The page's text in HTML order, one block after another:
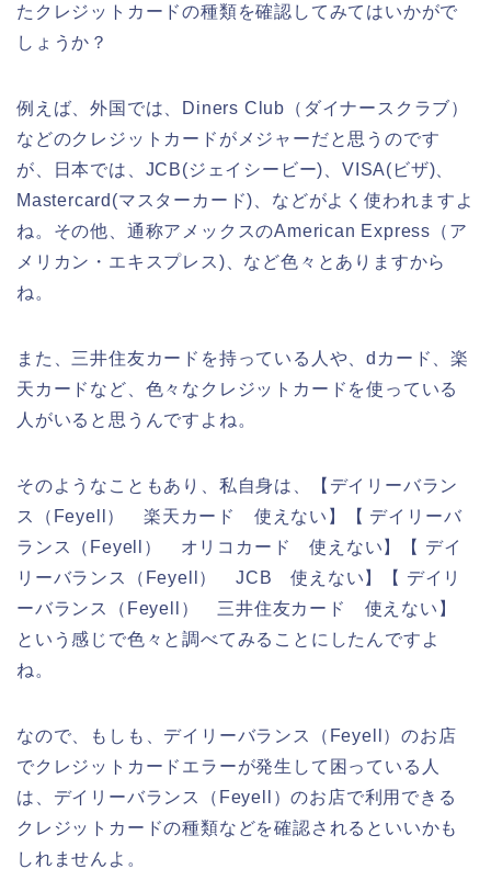
たクレジットカードの種類を確認してみてはいかがで
しょうか？
例えば、外国では、Diners Club（ダイナースクラブ）
などのクレジットカードがメジャーだと思うのです
が、日本では、JCB(ジェイシービー)、VISA(ビザ)、
Mastercard(マスターカード)、などがよく使われますよ
ね。その他、通称アメックスのAmerican Express（ア
メリカン・エキスプレス)、など色々とありますから
ね。
また、三井住友カードを持っている人や、dカード、楽
天カードなど、色々なクレジットカードを使っている
人がいると思うんですよね。
そのようなこともあり、私自身は、【デイリーバラン
ス（Feyell） 楽天カード 使えない】【 デイリーバ
ランス（Feyell） オリコカード 使えない】【 デイ
リーバランス（Feyell） JCB 使えない】【 デイリ
ーバランス（Feyell） 三井住友カード 使えない】
という感じで色々と調べてみることにしたんですよ
ね。
なので、もしも、デイリーバランス（Feyell）のお店
でクレジットカードエラーが発生して困っている人
は、デイリーバランス（Feyell）のお店で利用できる
クレジットカードの種類などを確認されるといいかも
しれませんよ。